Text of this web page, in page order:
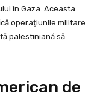
în Gaza. Aceasta
operațiunile militare
palestiniană să
de